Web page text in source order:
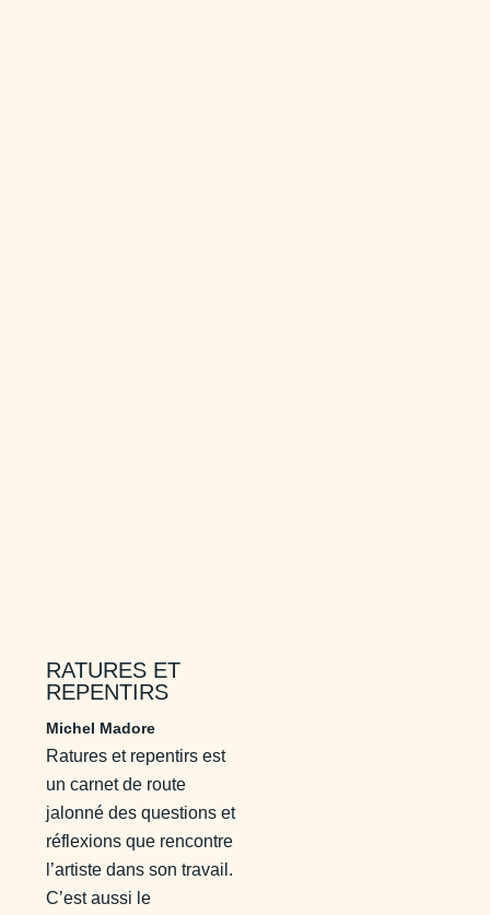
RATURES ET
REPENTIRS
Michel Madore
Ratures et repentirs est
un carnet de route
jalonné des questions et
réflexions que rencontre
l’artiste dans son travail.
C’est aussi le